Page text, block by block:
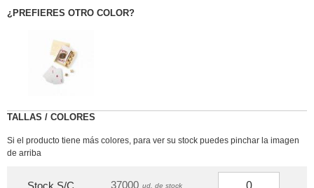
¿PREFIERES OTRO COLOR?
TALLAS / COLORES
Si el producto tiene más colores, para ver su stock puedes pinchar la imagen
de arriba
Stock S/C 37000 ud. de stock